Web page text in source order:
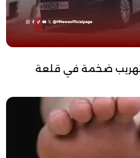
تهريب ضخمة في قلعة